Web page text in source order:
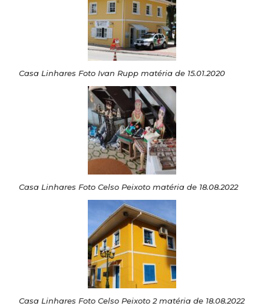
Casa Linhares Foto Ivan Rupp matéria de 15.01.2020
Casa Linhares Foto Celso Peixoto matéria de 18.08.2022
Casa Linhares Foto Celso Peixoto 2 matéria de 18.08.2022